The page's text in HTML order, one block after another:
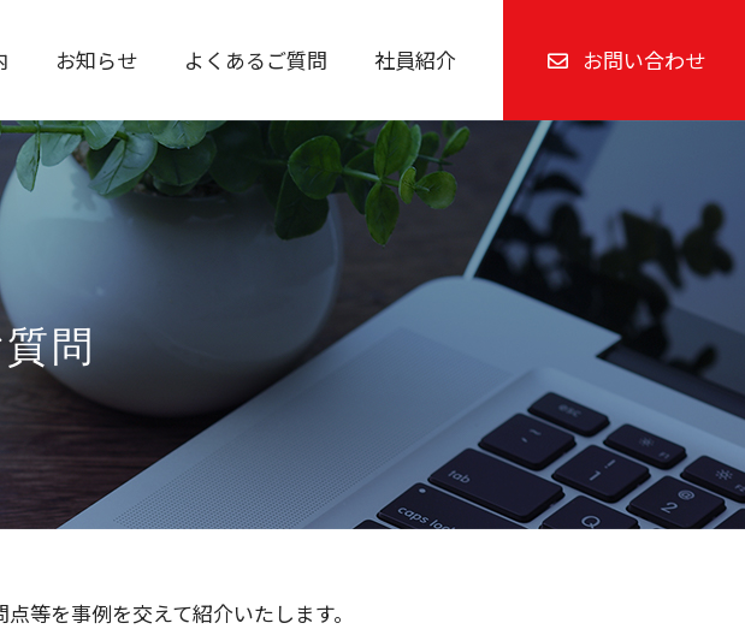
お知らせ よくあるご質問 社員紹介 お問い合わせ
問
等を事例を交えて紹介いたします。